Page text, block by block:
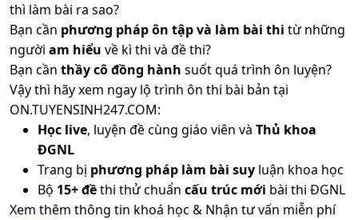
thì làm bài ra sao?
Bạn cần phương pháp ôn tập và làm bài thi từ những
người am hiểu về kì thi và đề thi?
Bạn cần thầy cô đồng hành suốt quá trình ôn luyện?
Vậy thì hãy xem ngay lộ trình ôn thi bài bản tại
ON.TUYENSINH247.COM:
Học live, luyện đề cùng giáo viên và Thủ khoa
ĐGNL
Trang bị phương pháp làm bài suy luận khoa học
Bộ 15+ đềthi thử chuẩn cấu trúc mới bài thi ĐGNL
Xem thêm thông tin khoá học & Nhận tư vấn miễn phí